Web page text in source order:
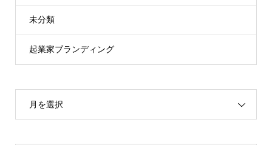
未分類
起業家ブランディング
月を選択